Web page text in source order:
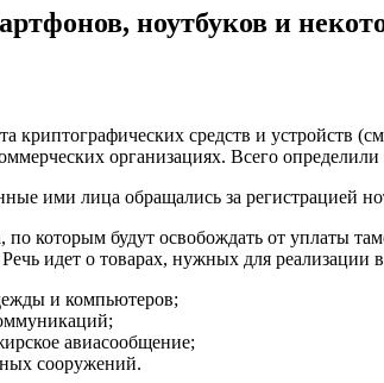
ноутбуков и
криптографических средств и устройств
организациях. Всего
ими лица обращались за
по которым будут освобождать от уплаты
идет о товарах, нужных для
и компьютеров;
авиасообщение;
сооружений.